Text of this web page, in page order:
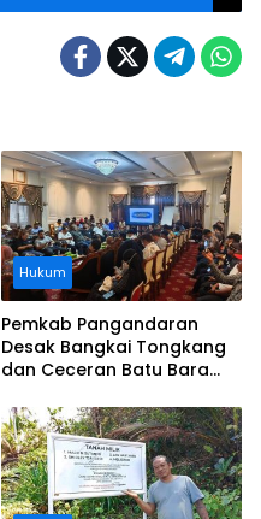
Hukum
Pemkab Pangandaran
Desak Bangkai Tongkang
dan Ceceran Batu Bara
Buruknya Koordinasi
Perusahaan